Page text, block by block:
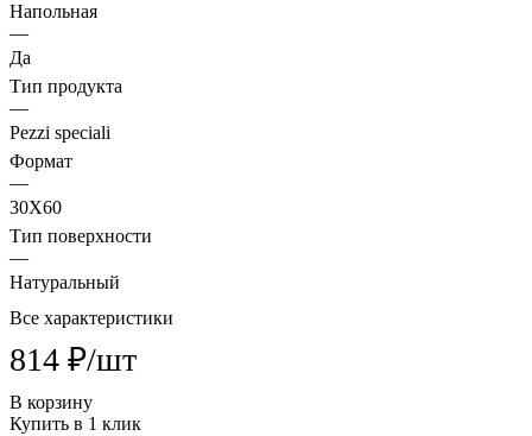
Напольная
—
Да
Тип продукта
—
Pezzi speciali
Формат
—
30X60
Тип поверхности
—
Натуральный
Все характеристики
814 ₽/шт
В корзину
Купить в 1 клик